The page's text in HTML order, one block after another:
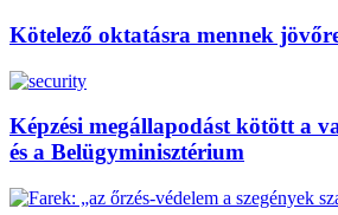
Kötelező oktatásra mennek
Képzési megállapodást kötött a
és a Belügyminisztérium